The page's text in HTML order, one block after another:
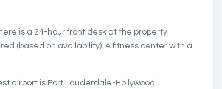
is a 24-hour front desk at the property.
(based on availability). A fitness center with a
airport is Fort Lauderdale-Hollywood